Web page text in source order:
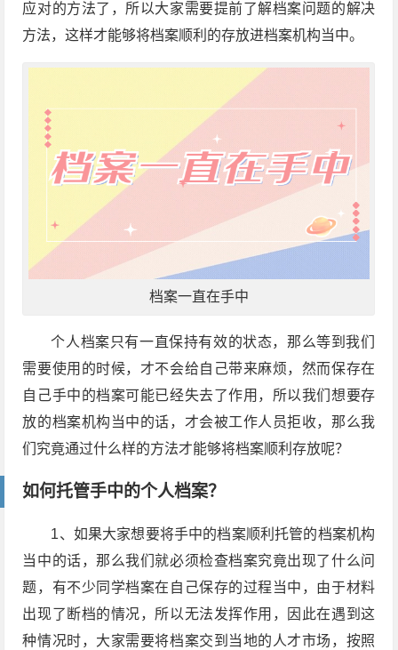
应对的方法了，所以大家需要提前了解档案问题的解决
方法，这样才能够将档案顺利的存放进档案机构当中。
档案一直在手中
个人档案只有一直保持有效的状态，那么等到我们
需要使用的时候，才不会给自己带来麻烦，然而保存在
自己手中的档案可能已经失去了作用，所以我们想要存
放的档案机构当中的话，才会被工作人员拒收，那么我
们究竟通过什么样的方法才能够将档案顺利存放呢？
如何托管手中的个人档案？
1、如果大家想要将手中的档案顺利托管的档案机构
当中的话，那么我们就必须检查档案究竟出现了什么问
题，有不少同学档案在自己保存的过程当中，由于材料
出现了断档的情况，所以无法发挥作用，因此在遇到这
种情况时，大家需要将档案交到当地的人才市场，按照